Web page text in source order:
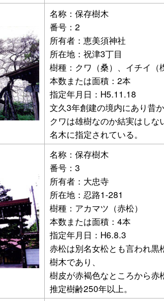
名称：保存樹木
番号：2
所有者：恵美須神社
所在地：祝津3丁目
樹種：クワ（桑）、イチイ（
本数または面積：2本
指定年月日：H5.11.18
文久3年創建の境内にあり昔
クワは雄樹なのか結実はし
名木に指定されている。
名称：保存樹木
番号：3
所有者：大忠寺
所在地：忍路1-281
樹種：アカマツ（赤松）
本数または面積：4本
指定年月日：H6.8.3
赤松は別名女松とも言われ
樹木であり、
樹皮が赤褐色なところから赤
推定樹齢250年以上。